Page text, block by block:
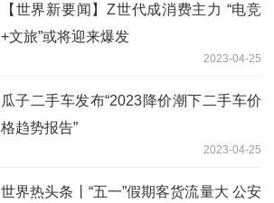
【世界新要闻】Z世代成消费主力 “电竞
+文旅”或将迎来爆发
2023-04-25
瓜子二手车发布“2023降价潮下二手车价
格趋势报告”
2023-04-25
世界热头条丨“五一”假期客货流量大 公安